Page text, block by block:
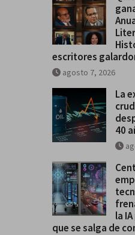
escritores
agosto 7, 2026
La
40
la
que se salga de